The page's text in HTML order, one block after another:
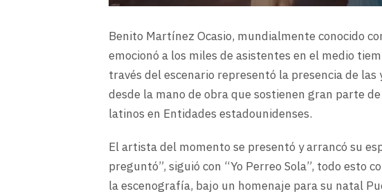
Benito Martínez Ocasio, mundialmente conocido
emocionó a los miles de asistentes en el medio
través del escenario representó la presencia de las
desde la mano de obra que sostienen gran parte
latinos en Entidades estadounidenses.
El artista del momento se presentó y arrancó su
preguntó”, siguió con “Yo Perreo Sola”, todo esto
la escenografía, bajo un homenaje para su natal